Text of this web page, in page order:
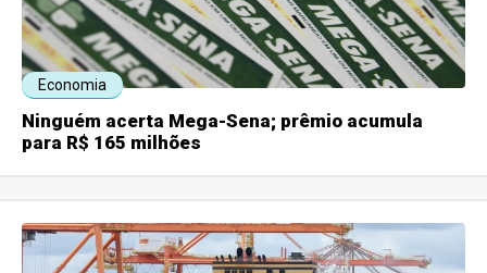
Economia
Ninguém acerta Mega-Sena; prêmio acumula
para R$ 165 milhões